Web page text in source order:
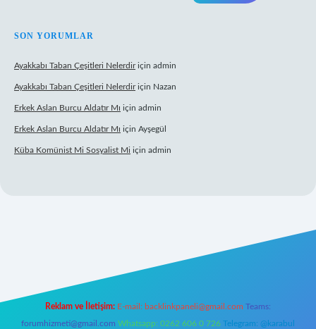
SON YORUMLAR
Ayakkabı Taban Çeşitleri Nelerdiriçin admin
Ayakkabı Taban Çeşitleri Nelerdiriçin Nazan
Erkek Aslan Burcu Aldatır Mı için admin
Erkek Aslan Burcu Aldatır Mı için Ayşegül
Küba Komünist Mi Sosyalist Mi için admin
Reklam ve İletişim: E-mail: backlinkpaneli@gmail.com Teams:
forumhizmeti@gmail.com Whatsapp: 0262 606 0 726 Telegram: @karabul